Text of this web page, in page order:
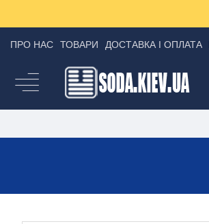
ПРО НАС ТОВАРИ ДОСТАВКА І ОПЛАТА